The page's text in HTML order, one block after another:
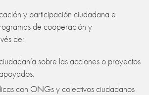
y participación ciudadana e
de cooperación y
de:
sobre las acciones o proyectos
con ONGs y colectivos ciudadanos